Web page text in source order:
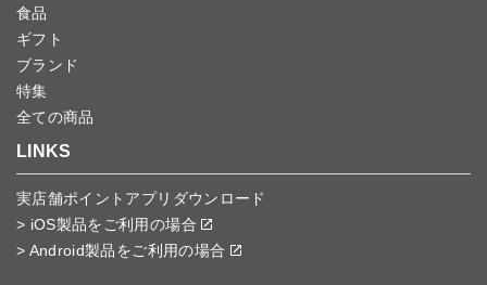
食品
ギフト
ブランド
特集
全ての商品
LINKS
実店舗ポイントアプリダウンロード
> iOS製品をご利用の場合
> Android製品をご利用の場合